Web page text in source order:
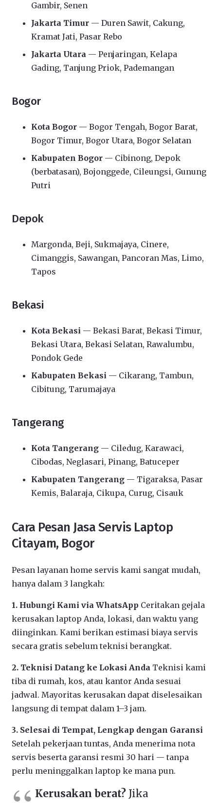
Gambir, Senen
Jakarta Timur — Duren Sawit, Cakung,
Kramat Jati, Pasar Rebo
Jakarta Utara — Penjaringan, Kelapa
Gading, Tanjung Priok, Pademangan
Bogor
Kota Bogor — Bogor Tengah, Bogor Barat,
Bogor Timur, Bogor Utara, Bogor Selatan
Kabupaten Bogor — Cibinong, Depok
(berbatasan), Bojonggede, Cileungsi, Gunung
Putri
Depok
Margonda, Beji, Sukmajaya, Cinere,
Cimanggis, Sawangan, Pancoran Mas, Limo,
Tapos
Bekasi
Kota Bekasi — Bekasi Barat, Bekasi Timur,
Bekasi Utara, Bekasi Selatan, Rawalumbu,
Pondok Gede
Kabupaten Bekasi — Cikarang, Tambun,
Cibitung, Tarumajaya
Tangerang
Kota Tangerang — Ciledug, Karawaci,
Cibodas, Neglasari, Pinang, Batuceper
Kabupaten Tangerang — Tigaraksa, Pasar
Kemis, Balaraja, Cikupa, Curug, Cisauk
Cara Pesan Jasa Servis Laptop
Citayam, Bogor
Pesan layanan home servis kami sangat mudah,
hanya dalam 3 langkah:
1. Hubungi Kami via WhatsApp Ceritakan gejala
kerusakan laptop Anda, lokasi, dan waktu yang
diinginkan. Kami berikan estimasi biaya servis
secara gratis sebelum teknisi berangkat.
2. Teknisi Datang ke Lokasi Anda Teknisi kami
tiba di rumah, kos, atau kantor Anda sesuai
jadwal. Mayoritas kerusakan dapat diselesaikan
langsung di tempat dalam 1–3 jam.
3. Selesai di Tempat, Lengkap dengan Garansi
Setelah pekerjaan tuntas, Anda menerima nota
servis beserta garansi resmi 30 hari — tanpa
perlu meninggalkan laptop ke mana pun.
Kerusakan berat? Jika